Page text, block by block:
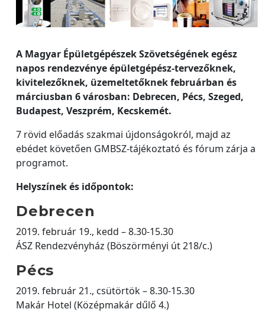
A Magyar Épületgépészek Szövetségének egész
napos rendezvénye épületgépész-tervezőknek,
kivitelezőknek, üzemeltetőknek februárban és
márciusban 6 városban: Debrecen, Pécs, Szeged,
Budapest, Veszprém, Kecskemét.
7 rövid előadás szakmai újdonságokról, majd az
ebédet követően GMBSZ-tájékoztató és fórum zárja a
programot.
Helyszínek és időpontok:
Debrecen
2019. február 19., kedd – 8.30-15.30
ÁSZ Rendezvényház (Böszörményi út 218/c.)
Pécs
2019. február 21., csütörtök – 8.30-15.30
Makár Hotel (Középmakár dűlő 4.)